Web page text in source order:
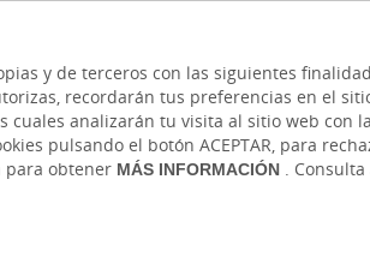
y de terceros con las siguientes
recordarán tus preferencias en el
analizarán tu visita al sitio web
pulsando el botón ACEPTAR, para
para obtener MÁS INFORMACIÓN. Consulta
AUTÓNOMOS Y